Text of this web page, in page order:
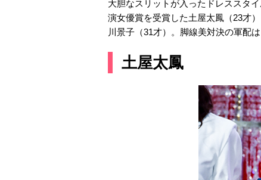
大胆なスリットが入ったドレススタ
演女優賞を受賞した土屋太鳳（23才
川景子（31才）。脚線美対決の軍配
土屋太鳳